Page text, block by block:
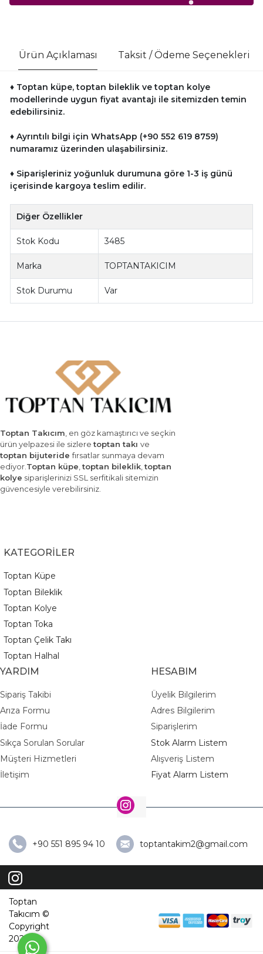
Ürün Açıklaması Taksit / Ödeme Seçenekleri
♦ Toptan küpe, toptan bileklik ve toptan kolye
modellerinde uygun fiyat avantajı ile sitemizden temin
edebilirsiniz.
♦ Ayrıntılı bilgi için WhatsApp (+90 552 619 8759)
numaramız üzerinden ulaşabilirsiniz.
♦ Siparişleriniz yoğunluk durumuna göre 1-3 iş günü
içerisinde kargoya teslim edilir.
Diğer Özellikler
Stok Kodu 3485
Marka TOPTANTAKICIM
Stok Durumu Var
Toptan Takıcım, en göz kamaştırıcı ve seçkin
ürün yelpazesi ile sizleretoptan takı ve
toptan bijuteridefırsatlar sunmaya devam
ediyor.Toptan küpe,toptan bileklik,toptan
kolye siparişlerinizi SSL serfitikali sitemizin
güvencesiyle verebilirsiniz.
KATEGORİLER
Toptan Küpe
Toptan Bileklik
Toptan Kolye
Toptan Toka
Toptan Çelik Takı
Toptan Halhal
YARDIM
Sipariş Takibi
Arıza Formu
İade Formu
Sıkça Sorulan Sorular
Müşteri Hizmetleri
İletişim
HESABIM
Üyelik Bilgilerim
Adres Bilgilerim
Siparişlerim
Stok Alarm Listem
Alışveriş Listem
Fiyat Alarm Listem
+90 551 895 94 10 toptantakim2@gmail.com
Toptan
Takıcım ©
Copyright
2026